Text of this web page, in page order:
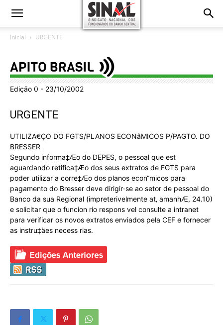
Inicial URGENTE
Edição 0 - 23/10/2002
URGENTE
UTILIZA€ÇO DO FGTS/PLANOS ECONâMICOS P/PAGTO. DO
BRESSER
Segundo informa‡Æo do DEPES, o pessoal que est
aguardando retifica‡Æo dos seus extratos de FGTS para
poder utilizar a corre‡Æo dos planos econ“micos para
pagamento do Bresser deve dirigir-se ao setor de pessoal do
Banco da sua Regional (impreterivelmente at‚ amanhÆ, 24.10)
e solicitar que o funcion rio respons vel consulte a intranet
para verificar os novos extratos enviados pela CEF e fornecer
as instru‡äes necess rias.